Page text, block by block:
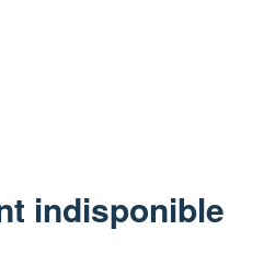
indisponible